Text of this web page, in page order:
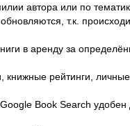
автора или по
т.к.
в аренду за
книжные рейтинги, личные
Book Search удобен